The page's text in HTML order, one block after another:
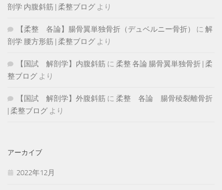
剖学 内腹斜筋 | 柔整ブログ より
【柔整 各論】腸骨翼単独骨折（デュベルニー骨折） に 解
剖学 腰方形筋 | 柔整ブログ より
【国試 解剖学】内腹斜筋 に 柔整 各論 腸骨翼単独骨折 | 柔
整ブログ より
【国試 解剖学】外腹斜筋 に 柔整 各論 腸骨稜裂離骨折
| 柔整ブログ より
アーカイブ
2022年12月